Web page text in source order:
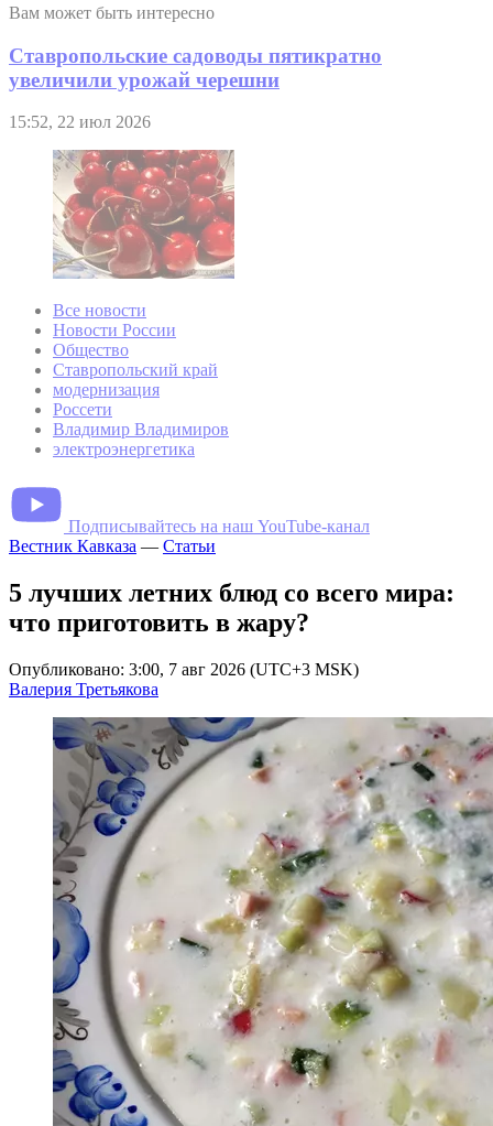
Вам может быть интересно
Ставропольские садоводы пятикратно
увеличили урожай черешни
15:52, 22 июл 2026
Все новости
Новости России
Общество
Ставропольский край
модернизация
Россети
Владимир Владимиров
электроэнергетика
Подписывайтесь на наш YouTube-канал
Вестник Кавказа — Статьи
5 лучших летних блюд со всего мира:
что приготовить в жару?
Опубликовано: 3:00, 7 авг 2026 (UTC+3 MSK)
Валерия Третьякова